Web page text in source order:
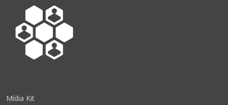
Mídia Kit